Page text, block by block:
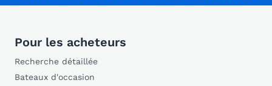
Pour les acheteurs
Recherche détaillée
Bateaux d'occasion